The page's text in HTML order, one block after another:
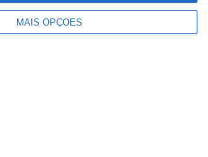
MAIS OPÇÕES